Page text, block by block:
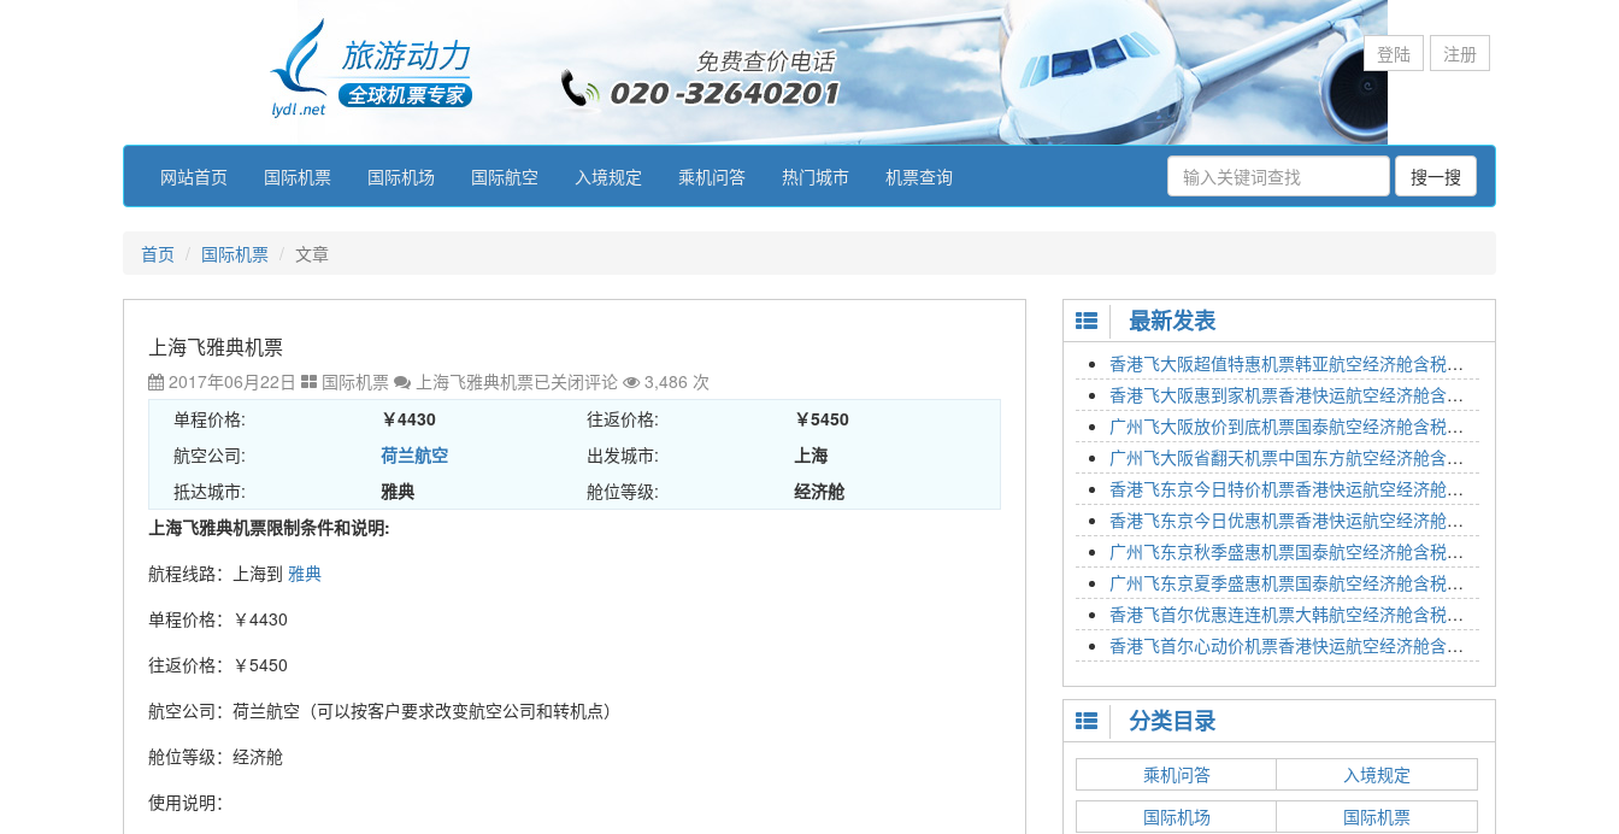
登陆 注册
网站首页 国际机票 国际机场 国际航空 入境规定 乘机问答 热门城市 机票查询 搜一搜
首页 国际机票 文章
上海飞雅典机票
2017年06月22日 国际机票 上海飞雅典机票已关闭评论
3,486 次
单程价格:
￥4430 往返价格:
￥5450
航空公司:
荷兰航空 出发城市:
上海
抵达城市:
雅典 舱位等级:
经济舱
上海飞雅典机票限制条件和说明:
航程线路：上海到 雅典
单程价格：￥4430
往返价格：￥5450
航空公司：荷兰航空（可以按客户要求改变航空公司和转机点）
舱位等级：经济舱
使用说明：
最新发表
香港飞大阪超值特惠机票韩亚航空经济舱含税价格2295元2023年01月26日
香港飞大阪惠到家机票香港快运航空经济舱含税价格1648元2023年01月26日
广州飞大阪放价到底机票国泰航空经济舱含税价格3054元2023年01月26日
广州飞大阪省翻天机票中国东方航空经济舱含税价格2133元2023年01月26日
香港飞东京今日特价机票香港快运航空经济舱含税价格1762元2023年01月26日
香港飞东京今日优惠机票香港快运航空经济舱含税价格1545元2023年01月26日
广州飞东京秋季盛惠机票国泰航空经济舱含税价格4054元2023年01月26日
广州飞东京夏季盛惠机票国泰航空经济舱含税价格2614元2023年01月26日
香港飞首尔优惠连连机票大韩航空经济舱含税价格1350元2023年01月24日
香港飞首尔心动价机票香港快运航空经济舱含税价格1186元2023年01月24日
分类目录
乘机问答
入境规定
国际机场
国际机票